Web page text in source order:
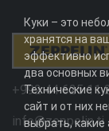
+992 44 625 11
info@zeppelin.tj
Куки – это
хранятся на
эффективно
два основных
Технические
сайт и от них
выбрать, какие